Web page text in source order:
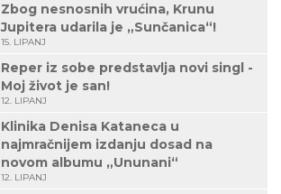
Zbog nesnosnih vrućina, Krunu
Jupitera udarila je „Sunčanica“!
15. LIPANJ
Reper iz sobe predstavlja novi singl -
Moj život je san!
12. LIPANJ
Klinika Denisa Kataneca u
najmračnijem izdanju dosad na
novom albumu „Ununani“
12. LIPANJ